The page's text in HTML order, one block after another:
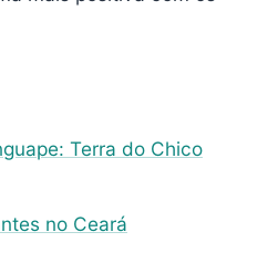
Terra do Chico
no Ceará